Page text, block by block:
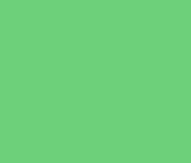
Клієнтоорієнтований
Вибирайте газові